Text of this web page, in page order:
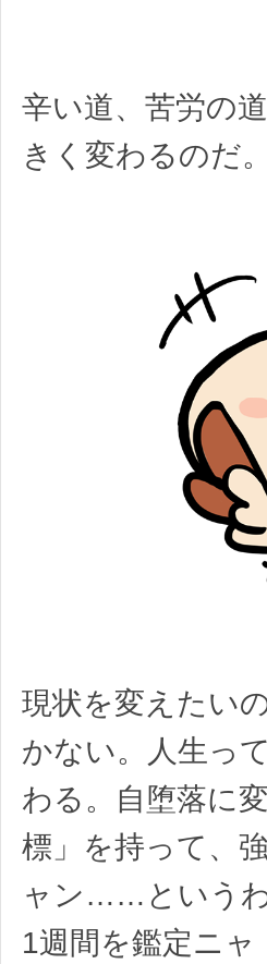
辛い道、苦労の
きく変わるのだ。
現状を変えたい
かない。人生っ
わる。自堕落に
標」を持って、
ャン……という
1週間を鑑定ニ